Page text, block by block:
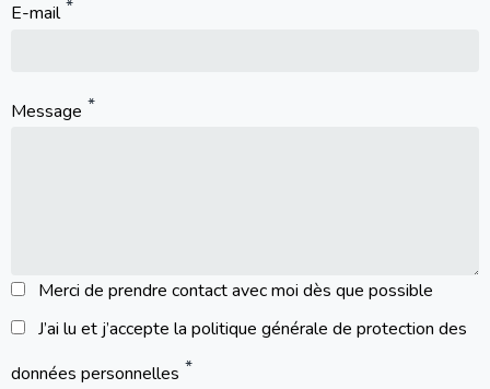
E-mail
Message
Merci de prendre contact avec moi dès que possible
J’ai lu et j’accepte la politique générale de protection des
données personnelles